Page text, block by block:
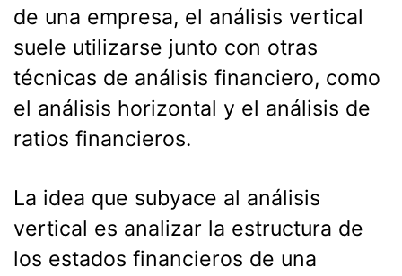
de una empresa, el análisis vertical
suele utilizarse junto con otras
técnicas de análisis financiero, como
el análisis horizontal y el análisis de
ratios financieros.
La idea que subyace al análisis
vertical es analizar la estructura de
los estados financieros de una